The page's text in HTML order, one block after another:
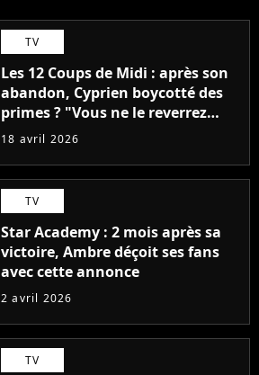
TV
Les 12 Coups de Midi : après son
abandon, Cyprien boycotté des
primes ? "Vous ne le reverrez
plus"
18 avril 2026
TV
Star Academy : 2 mois après sa
victoire, Ambre déçoit ses fans
avec cette annonce
2 avril 2026
TV